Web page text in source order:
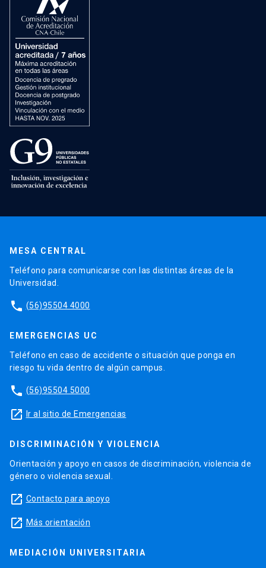
MESA CENTRAL
Teléfono para comunicarse con las distintas áreas de la
Universidad.
phone (56)95504 4000
EMERGENCIAS UC
Teléfono en caso de accidente o situación que ponga en
riesgo tu vida dentro de algún campus.
phone (56)95504 5000
launch Ir al sitio de Emergencias
DISCRIMINACIÓN Y VIOLENCIA
Orientación y apoyo en casos de discriminación, violencia de
género o violencia sexual.
launch Contacto para apoyo
launch Más orientación
MEDIACIÓN UNIVERSITARIA